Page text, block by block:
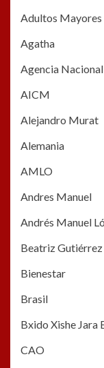
Adultos Mayores
Agatha
Agencia
AICM
Alejandro Murat
Alemania
AMLO
Andres Manuel
Andrés Manuel
Beatriz
Bienestar
Brasil
Bxido Xishe Jara
CAO